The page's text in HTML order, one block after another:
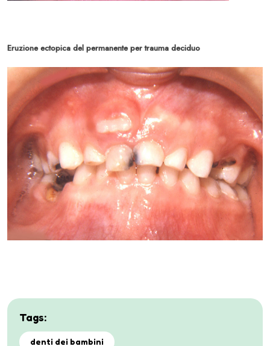
Eruzione ectopica del permanente per trauma deciduo
Tags:
denti dei bambini